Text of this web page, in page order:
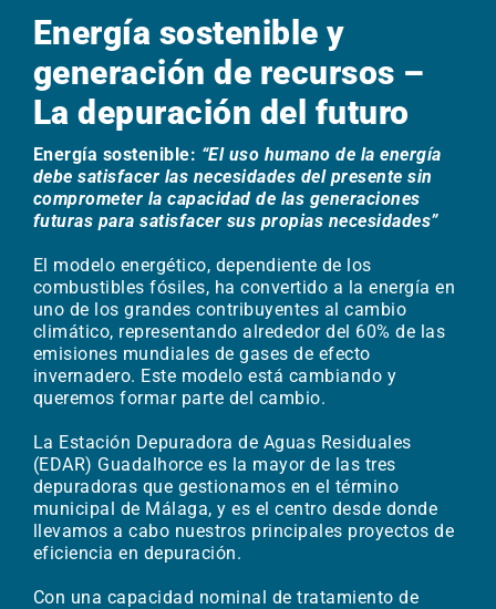
Energía sostenible y
generación de recursos –
La depuración del futuro​
Energía sostenible: “El uso humano de la energía
debe satisfacer las necesidades del presente sin
comprometer la capacidad de las generaciones
futuras para satisfacer sus propias necesidades”
El modelo energético, dependiente de los
combustibles fósiles, ha convertido a la energía en
uno de los grandes contribuyentes al cambio
climático, representando alrededor del 60% de las
emisiones mundiales de gases de efecto
invernadero. Este modelo está cambiando y
queremos formar parte del cambio.
La Estación Depuradora de Aguas Residuales
(EDAR) Guadalhorce es la mayor de las tres
depuradoras que gestionamos en el término
municipal de Málaga, y es el centro desde donde
llevamos a cabo nuestros principales proyectos de
eficiencia en depuración.​
Con una capacidad nominal de tratamiento de